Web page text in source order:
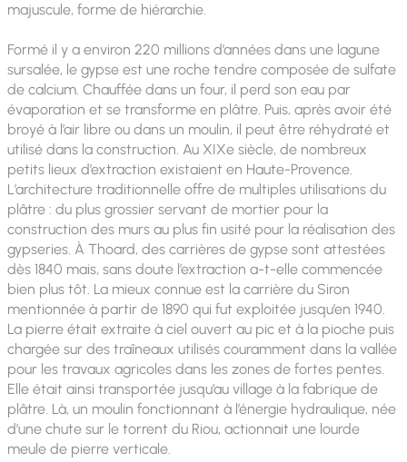
majuscule, forme de hiérarchie.
Formé il y a environ 220 millions d’années dans une lagune
sursalée, le gypse est une roche tendre composée de sulfate
de calcium. Chauffée dans un four, il perd son eau par
évaporation et se transforme en plâtre. Puis, après avoir été
broyé à l’air libre ou dans un moulin, il peut être réhydraté et
utilisé dans la construction. Au XIXe siècle, de nombreux
petits lieux d’extraction existaient en Haute-Provence.
L’architecture traditionnelle offre de multiples utilisations du
plâtre : du plus grossier servant de mortier pour la
construction des murs au plus fin usité pour la réalisation des
gypseries. À Thoard, des carrières de gypse sont attestées
dès 1840 mais, sans doute l’extraction a-t-elle commencée
bien plus tôt. La mieux connue est la carrière du Siron
mentionnée à partir de 1890 qui fut exploitée jusqu’en 1940.
La pierre était extraite à ciel ouvert au pic et à la pioche puis
chargée sur des traîneaux utilisés couramment dans la vallée
pour les travaux agricoles dans les zones de fortes pentes.
Elle était ainsi transportée jusqu’au village à la fabrique de
plâtre. Là, un moulin fonctionnant à l’énergie hydraulique, née
d’une chute sur le torrent du Riou, actionnait une lourde
meule de pierre verticale.